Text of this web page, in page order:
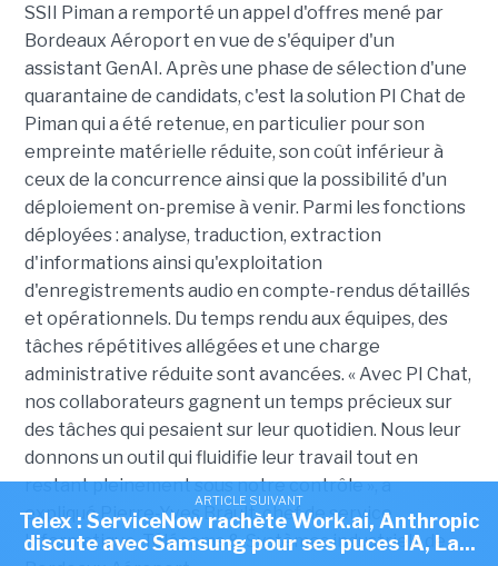
SSII Piman a remporté un appel d'offres mené par
Bordeaux Aéroport en vue de s'équiper d'un
assistant GenAI. Après une phase de sélection d'une
quarantaine de candidats, c'est la solution PI Chat de
Piman qui a été retenue, en particulier pour son
empreinte matérielle réduite, son coût inférieur à
ceux de la concurrence ainsi que la possibilité d'un
déploiement on-premise à venir. Parmi les fonctions
déployées : analyse, traduction, extraction
d'informations ainsi qu'exploitation
d'enregistrements audio en compte-rendus détaillés
et opérationnels. Du temps rendu aux équipes, des
tâches répétitives allégées et une charge
administrative réduite sont avancées. « Avec PI Chat,
nos collaborateurs gagnent un temps précieux sur
des tâches qui pesaient sur leur quotidien. Nous leur
donnons un outil qui fluidifie leur travail tout en
restant pleinement sous notre contrôle », a
expliqué Pierre-Yves Brault, chef de service
Informatique, Télécoms & Systèmes industriels de
ARTICLE SUIVANT
Telex : ServiceNow rachète Work.ai, Anthropic
discute avec Samsung pour ses puces IA, La...